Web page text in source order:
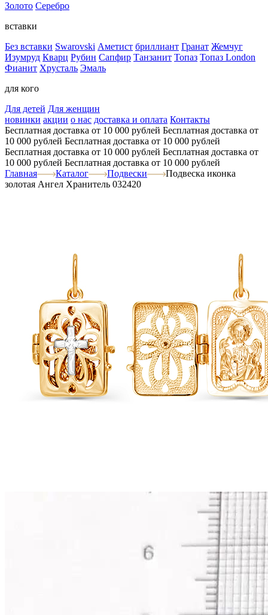
Золото Серебро
вставки
Без вставки Swarovski Аметист бриллиант Гранат Жемчуг
Изумруд Кварц Рубин Сапфир Танзанит Топаз Топаз London
Фианит Хрусталь Эмаль
для кого
Для детей Для женщин
новинки акции о нас доставка и оплата Контакты
Бесплатная доставка от 10 000 рублей Бесплатная доставка от
10 000 рублей Бесплатная доставка от 10 000 рублей
Бесплатная доставка от 10 000 рублей Бесплатная доставка от
10 000 рублей Бесплатная доставка от 10 000 рублей
Главная
Каталог Подвески
Подвеска иконка
золотая Ангел Хранитель 032420